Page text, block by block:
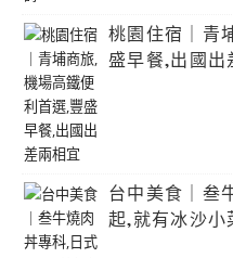
桃園住宿｜青
盛早餐,出國出
台中美食｜叁
起,就有冰沙小